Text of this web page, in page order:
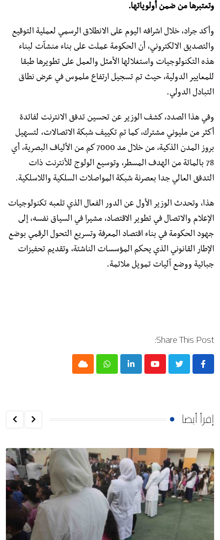
وتعتبرها من ضمن أولوياتها.
وأكد جراد، خلال اشرافه اليوم على الانطلاق الرسمي لعملية التوقيع
والتصديق الالكتروني، أن الحكومة عملت على بناء منشآت لبناء
هذه التكنولوجيات واستغلالها الأمثل والعمل على تطويرها طبقا
للمعايير الدولية، حيث تم تسجيل ارتفاع ملموس في عرض نطاق
التبادل الدولي.
وفي هذا الصدد، كشف الوزير عن تحسين تدفق الانترنت لفائدة
أكثر من مليوني مشترك، كما تم تكييف شبكة الاتصالات، لتسهيل
بروز المدن الذكية، من خلال مد 7000 كم من الألياف البصرية، أي
78 بالمائة من الهدف المسطر، وتوسيع الولوج للأنترنت ذات
التدفق العالي جدا بعصرنة شبكة المواصلات السلكية واللاسلكية.
هذا، وتحدث الوزير الأول عن الدور الفعال الذي تلعبه تكنولوجيات
الإعلام والاتصال في تطوير الاقتصاد، مشيرا في السياق نفسه، إلى
جهود الحكومة في بناء اقتصاد المعرفة وتسريع التحول الرقمي بوضع
الإطار القانوني الذي يحكم المؤسسات الناشئة، وتقديم تحفيزات
جبائية ووضع آليات تمويل ملائمة.
Share This Post:
Youtube
LinkedIn
Whatsapp
Cloud
إقرأ أيضا